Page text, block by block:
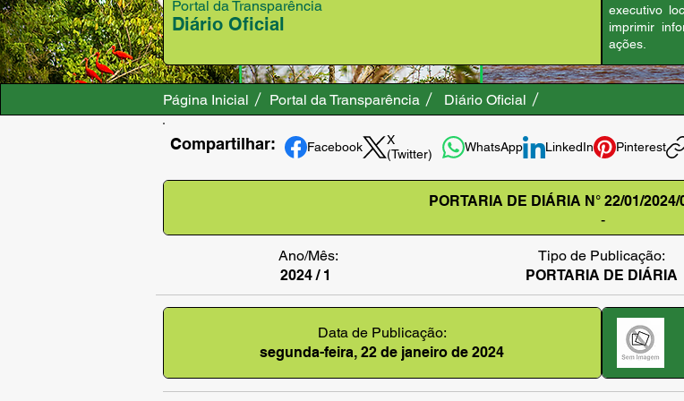
Diário Oficial
Portal da Transparência
executivo
imprimir
ações.
Página Inicial Portal da Transparência Diário Oficial
Compartilhar: Facebook
X
(Twitter)
WhatsApp LinkedIn Pinterest
PORTARIA DE DIÁRIA N° 22/01/
-
Ano/Mês:
2024 / 1
Tipo de Publicação:
PORTARIA DE DIÁRIA
Data de Publicação:
segunda-feira, 22 de janeiro de 2024